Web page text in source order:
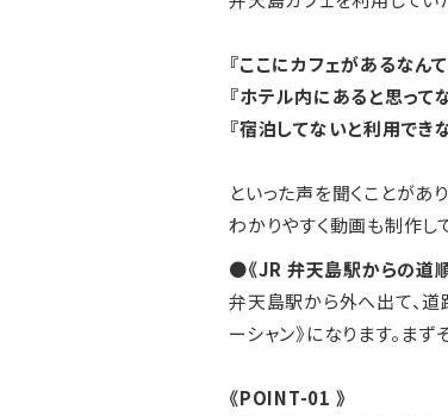
『ここにカフェがあるなん
『ホテル内にあると思って
『宿泊してないと利用でき
といった声を聞くことがあ
わかりやすく動画も制作
●《JR 弁天島駅からの道
弁天島駅から外へ出て、道
ーシャン》になります。ま
《POINT-01 》